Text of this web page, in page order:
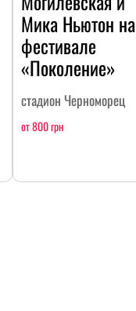
Мика Ньютон на
фестивале
«Поколение»
стадион Черноморец
от 800 грн